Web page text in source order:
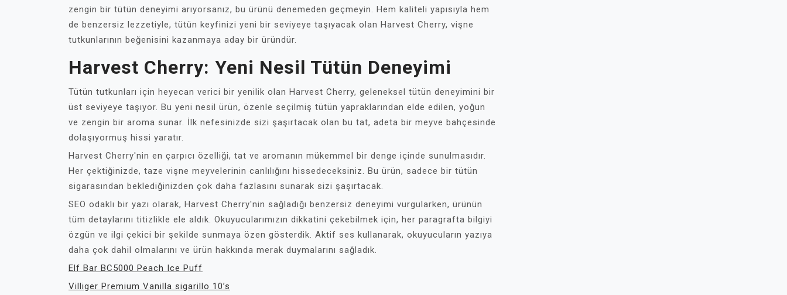
zengin bir tütün deneyimi arıyorsanız, bu ürünü denemeden geçmeyin. Hem kaliteli yapısıyla hem
de benzersiz lezzetiyle, tütün keyfinizi yeni bir seviyeye taşıyacak olan Harvest Cherry, vişne
tutkunlarının beğenisini kazanmaya aday bir üründür.
Harvest Cherry: Yeni Nesil Tütün Deneyimi
Tütün tutkunları için heyecan verici bir yenilik olan Harvest Cherry, geleneksel tütün deneyimini bir
üst seviyeye taşıyor. Bu yeni nesil ürün, özenle seçilmiş tütün yapraklarından elde edilen, yoğun
ve zengin bir aroma sunar. İlk nefesinizde sizi şaşırtacak olan bu tat, adeta bir meyve bahçesinde
dolaşıyormuş hissi yaratır.
Harvest Cherry'nin en çarpıcı özelliği, tat ve aromanın mükemmel bir denge içinde sunulmasıdır.
Her çektiğinizde, taze vişne meyvelerinin canlılığını hissedeceksiniz. Bu ürün, sadece bir tütün
sigarasından beklediğinizden çok daha fazlasını sunarak sizi şaşırtacak.
SEO odaklı bir yazı olarak, Harvest Cherry'nin sağladığı benzersiz deneyimi vurgularken, ürünün
tüm detaylarını titizlikle ele aldık. Okuyucularımızın dikkatini çekebilmek için, her paragrafta bilgiyi
özgün ve ilgi çekici bir şekilde sunmaya özen gösterdik. Aktif ses kullanarak, okuyucuların yazıya
daha çok dahil olmalarını ve ürün hakkında merak duymalarını sağladık.
Elf Bar BC5000 Peach Ice Puff
Villiger Premium Vanilla sigarillo 10’s